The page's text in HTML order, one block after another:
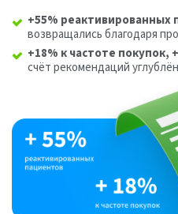
+55% реактивированных
возвращались благодаря
+18% к частоте покупок,
счёт рекомендаций